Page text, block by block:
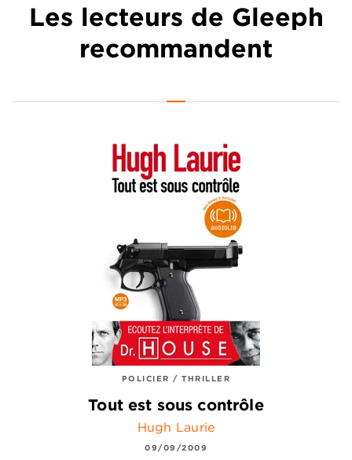
Les lecteurs de Gleeph
recommandent
POLICIER / THRILLER
Tout est sous contrôle
Hugh Laurie
09/09/2009